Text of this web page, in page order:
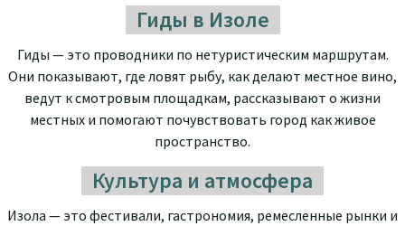
Гиды в Изоле
Гиды — это проводники по нетуристическим маршрутам.
Они показывают, где ловят рыбу, как делают местное вино,
ведут к смотровым площадкам, рассказывают о жизни
местных и помогают почувствовать город как живое
пространство.
Культура и атмосфера
Изола — это фестивали, гастрономия, ремесленные рынки и